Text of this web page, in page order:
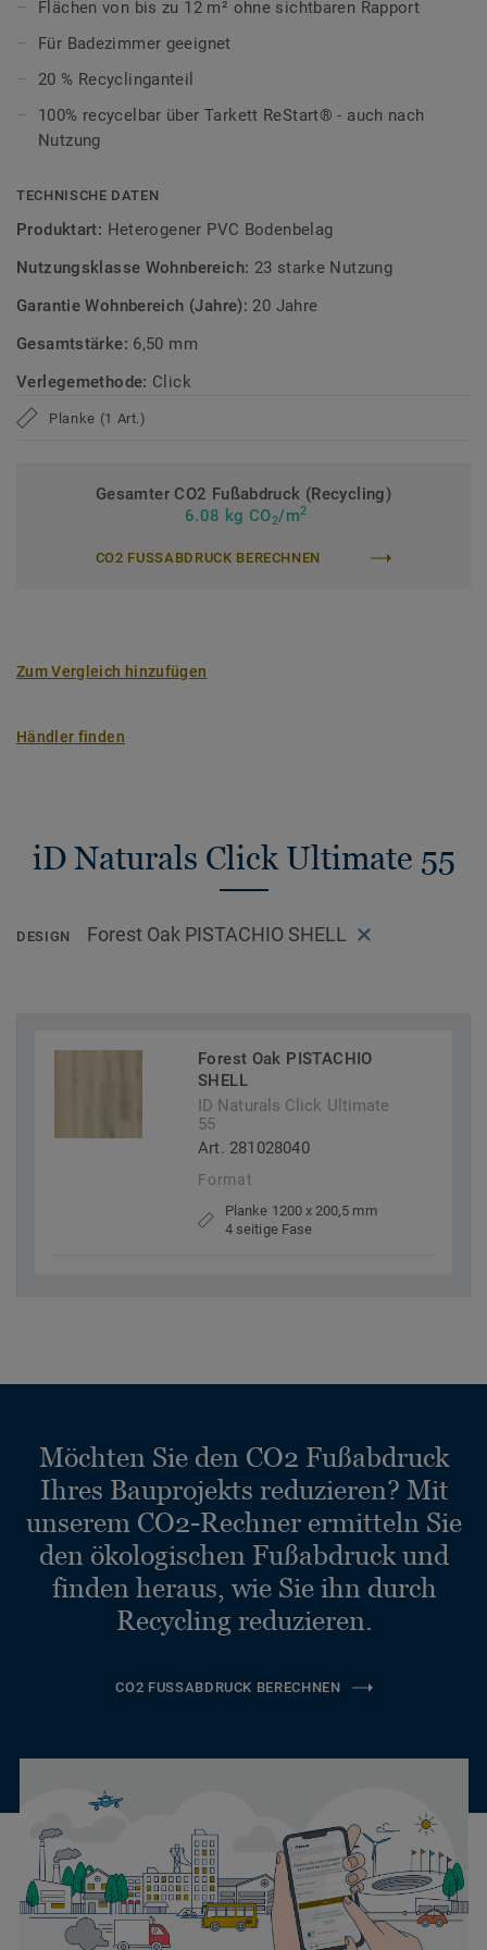
schnell und unkompliziert per Klicksystem verlegen. Kleine
Unebenheiten im Untergrund werden ausgeglichen, wodurch
sich der Boden besonders für Renovierungen eignet.
Ultramatte Oberfläche für den Alltag
Die Tektanium-Oberfläche sorgt für eine authentische,
Flecken und Abrieb – ideal für stark genutzte Wohnräume.
Hergestellt in Europa mit 20 % Recyclinganteil und zu 100%
recycelbar. Zudem ist der Bodenbelag phthalatfrei und
weist sehr niedrige VOC-Emissionen auf, geprüft nach
anerkannten Standards.
iD Naturals Click Ultimate ist auch mit 0,70 mm
>> Erfahren Sie mehr über Tarkett Klick Vinyl.
Flächen von bis zu 12 m² ohne sichtbaren Rapport
Für Badezimmer geeignet
20 % Recyclinganteil
100% recycelbar über Tarkett ReStart® - auch nach
Nutzung
TECHNISCHE DATEN
Produktart: Heterogener PVC Bodenbelag
Nutzungsklasse Wohnbereich: 23 starke Nutzung
Garantie Wohnbereich (Jahre): 20 Jahre
Gesamtstärke: 6,50 mm
Verlegemethode: Click
Planke (1 Art.)
Gesamter CO2 Fußabdruck (Recycling)
6.08 kg CO2/m2
CO2 FUSSABDRUCK BERECHNEN
Zum Vergleich hinzufügen
Händler finden
iD Naturals Click Ultimate 55
DESIGN Forest Oak PISTACHIO SHELL
Forest Oak PISTACHIO
SHELL
ID Naturals Click Ultimate
55
Art. 281028040
Format
Planke 1200 x 200,5 mm
4 seitige Fase
Möchten Sie den CO2 Fußabdruck
Ihres Bauprojekts reduzieren? Mit
unserem CO2-Rechner ermitteln Sie
den ökologischen Fußabdruck und
finden heraus, wie Sie ihn durch
Recycling reduzieren.
CO2 FUSSABDRUCK BERECHNEN